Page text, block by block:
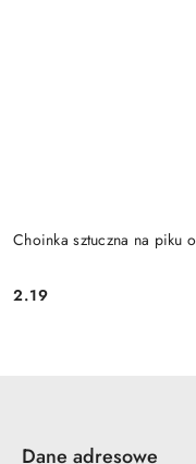
Choinka sztuczna na piku
Cena:
2.19
Dane adresowe